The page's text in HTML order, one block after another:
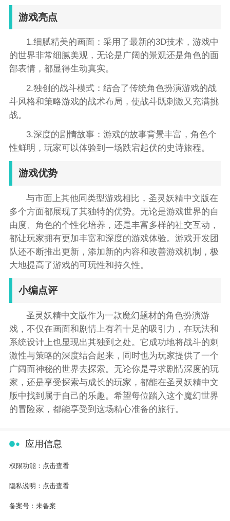
游戏亮点
1.细腻精美的画面：采用了最新的3D技术，游戏中
的世界非常细腻美观，无论是广阔的景观还是角色的面
部表情，都显得生动真实。
2.独创的战斗模式：结合了传统角色扮演游戏的战
斗风格和策略游戏的战术布局，使战斗既刺激又充满挑
战。
3.深度的剧情故事：游戏的故事背景丰富，角色个
性鲜明，玩家可以体验到一场跌宕起伏的史诗旅程。
游戏优势
与市面上其他同类型游戏相比，圣灵妖精中文版在
多个方面都展现了其独特的优势。无论是游戏世界的自
由度、角色的个性化培养，还是丰富多样的社交互动，
都让玩家拥有更加丰富和深度的游戏体验。游戏开发团
队还不断推出更新，添加新的内容和改善游戏机制，极
大地提高了游戏的可玩性和持久性。
小编点评
圣灵妖精中文版作为一款魔幻题材的角色扮演游
戏，不仅在画面和剧情上有着十足的吸引力，在玩法和
系统设计上也显现出其独到之处。它成功地将战斗的刺
激性与策略的深度结合起来，同时也为玩家提供了一个
广阔而神秘的世界去探索。无论你是寻求剧情深度的玩
家，还是享受探索与成长的玩家，都能在圣灵妖精中文
版中找到属于自己的乐趣。希望每位踏入这个魔幻世界
的冒险家，都能享受到这场精心准备的旅行。
应用信息
权限功能： 点击查看
隐私说明： 点击查看
备案号： 未备案